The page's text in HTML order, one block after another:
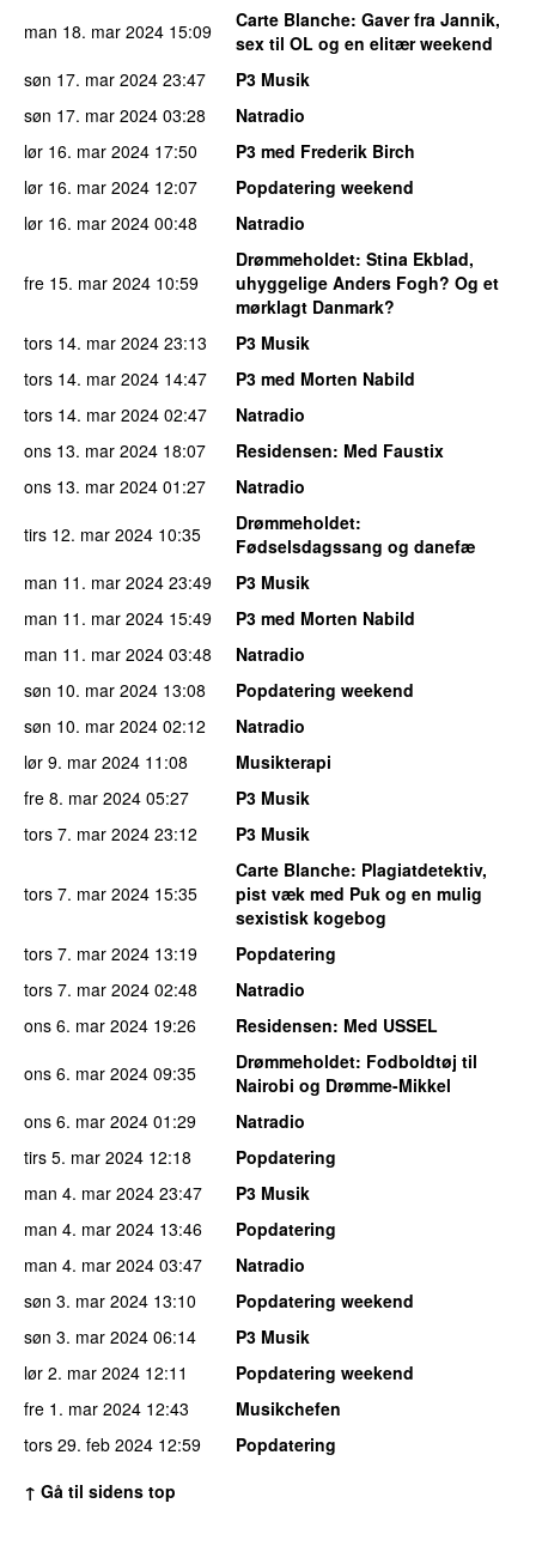
man 18. mar 2024 15:09 Carte Blanche: Gaver fra Jannik,
sex til OL og en elitær weekend
søn 17. mar 2024 23:47
P3 Musik
søn 17. mar 2024 03:28
Natradio
lør 16. mar 2024 17:50
P3 med Frederik Birch
lør 16. mar 2024 12:07
Popdatering weekend
lør 16. mar 2024 00:48 Natradio
fre 15. mar 2024 10:59
Drømmeholdet: Stina Ekblad,
uhyggelige Anders Fogh? Og et
mørklagt Danmark?
tors 14. mar 2024 23:13
P3 Musik
tors 14. mar 2024 14:47
P3 med Morten Nabild
tors 14. mar 2024 02:47
Natradio
ons 13. mar 2024 18:07 Residensen: Med Faustix
ons 13. mar 2024 01:27
Natradio
tirs 12. mar 2024 10:35 Drømmeholdet:
Fødselsdagssang og danefæ
man 11. mar 2024 23:49
P3 Musik
man 11. mar 2024 15:49
P3 med Morten Nabild
man 11. mar 2024 03:48
Natradio
søn 10. mar 2024 13:08
Popdatering weekend
søn 10. mar 2024 02:12
Natradio
lør 9. mar 2024 11:08
Musikterapi
fre 8. mar 2024 05:27
P3 Musik
tors 7. mar 2024 23:12 P3 Musik
tors 7. mar 2024 15:35
Carte Blanche: Plagiatdetektiv,
pist væk med Puk og en mulig
sexistisk kogebog
tors 7. mar 2024 13:19
Popdatering
tors 7. mar 2024 02:48
Natradio
ons 6. mar 2024 19:26 Residensen: Med USSEL
ons 6. mar 2024 09:35 Drømmeholdet: Fodboldtøj til
Nairobi og Drømme-Mikkel
ons 6. mar 2024 01:29
Natradio
tirs 5. mar 2024 12:18
Popdatering
man 4. mar 2024 23:47
P3 Musik
man 4. mar 2024 13:46
Popdatering
man 4. mar 2024 03:47
Natradio
søn 3. mar 2024 13:10
Popdatering weekend
søn 3. mar 2024 06:14
P3 Musik
lør 2. mar 2024 12:11
Popdatering weekend
fre 1. mar 2024 12:43
Musikchefen
tors 29. feb 2024 12:59
Popdatering
↑ Gå til sidens top